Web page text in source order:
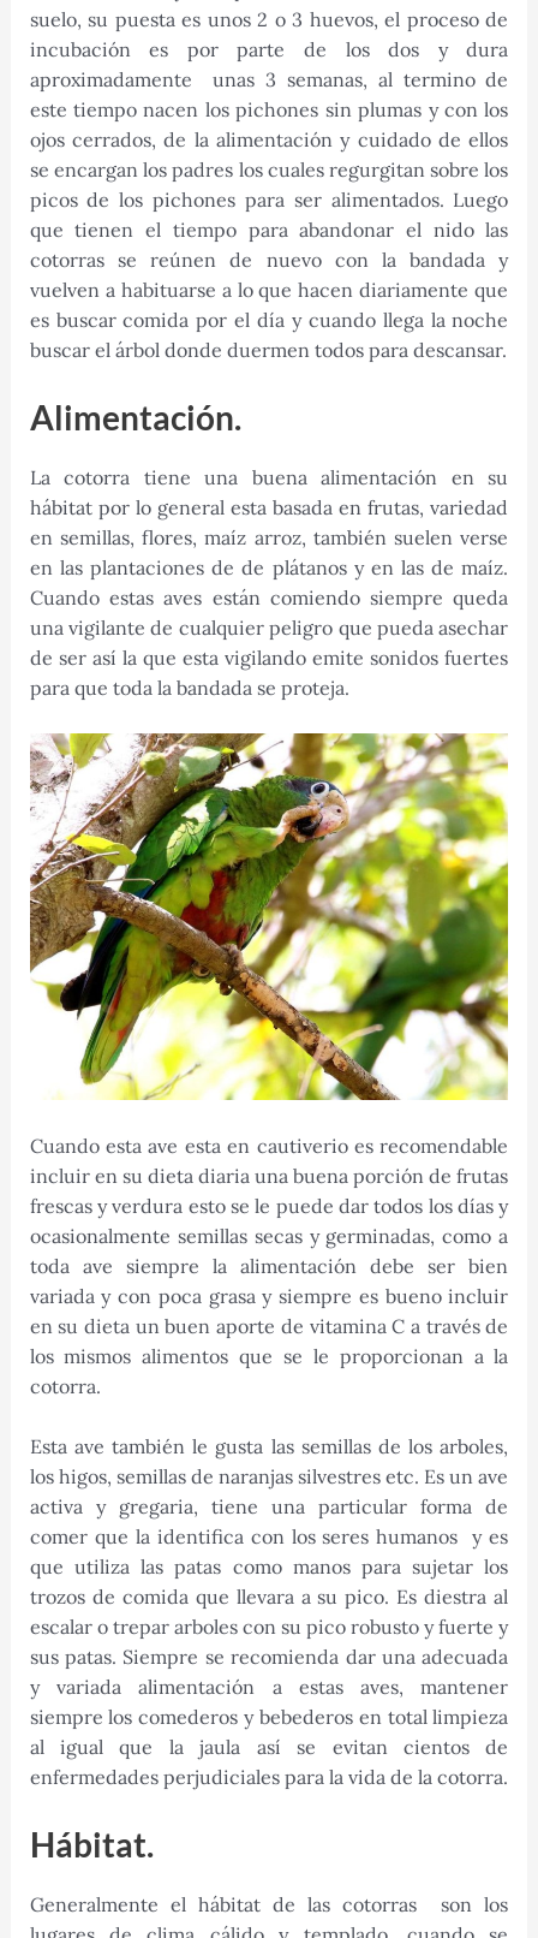
suelo, su puesta es unos 2 o 3 huevos, el proceso de
incubación es por parte de los dos y dura
aproximadamente unas 3 semanas, al termino de
este tiempo nacen los pichones sin plumas y con los
ojos cerrados, de la alimentación y cuidado de ellos
se encargan los padres los cuales regurgitan sobre los
picos de los pichones para ser alimentados. Luego
que tienen el tiempo para abandonar el nido las
cotorras se reúnen de nuevo con la bandada y
vuelven a habituarse a lo que hacen diariamente que
es buscar comida por el día y cuando llega la noche
buscar el árbol donde duermen todos para descansar.
Alimentación.
La cotorra tiene una buena alimentación en su
hábitat por lo general esta basada en frutas, variedad
en semillas, flores, maíz arroz, también suelen verse
en las plantaciones de de plátanos y en las de maíz.
Cuando estas aves están comiendo siempre queda
una vigilante de cualquier peligro que pueda asechar
de ser así la que esta vigilando emite sonidos fuertes
para que toda la bandada se proteja.
Cuando esta ave esta en cautiverio es recomendable
incluir en su dieta diaria una buena porción de frutas
frescas y verdura esto se le puede dar todos los días y
ocasionalmente semillas secas y germinadas, como a
toda ave siempre la alimentación debe ser bien
variada y con poca grasa y siempre es bueno incluir
en su dieta un buen aporte de vitamina C a través de
los mismos alimentos que se le proporcionan a la
cotorra.
Esta ave también le gusta las semillas de los arboles,
los higos, semillas de naranjas silvestres etc. Es un ave
activa y gregaria, tiene una particular forma de
comer que la identifica con los seres humanos y es
que utiliza las patas como manos para sujetar los
trozos de comida que llevara a su pico. Es diestra al
escalar o trepar arboles con su pico robusto y fuerte y
sus patas. Siempre se recomienda dar una adecuada
y variada alimentación a estas aves, mantener
siempre los comederos y bebederos en total limpieza
al igual que la jaula así se evitan cientos de
enfermedades perjudiciales para la vida de la cotorra.
Hábitat.
Generalmente el hábitat de las cotorras son los